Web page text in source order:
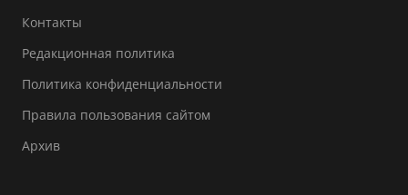
Контакты
Редакционная политика
Политика конфиденциальности
Правила пользования сайтом
Архив